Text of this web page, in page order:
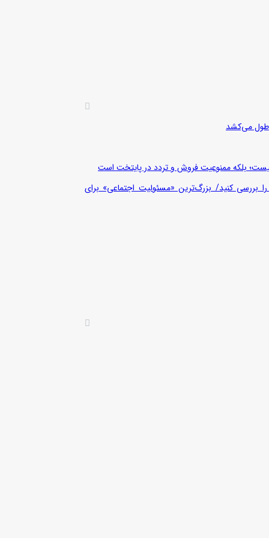
بلکه ممنوعیت فروش و تردد در پایتخت است
بررسی کنید/ بزرگ‌ترین «مسئولیت اجتماعی» برای